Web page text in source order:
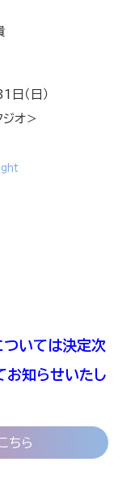
日（日）
オ＞
ついては決定次
お知らせいたし
ちら